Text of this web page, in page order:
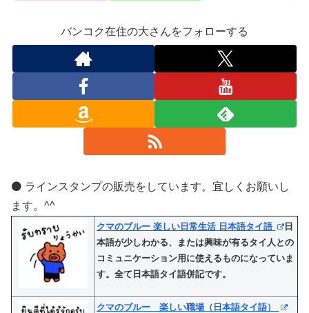
バンコク在住の大さんをフォローする
⚫️ ラインスタンプの販売をしています。宜しくお願いし
ます。^^
クマのブルー 楽しい日常生活 日本語タイ語
日
本語が少しわかる、または興味が有るタイ人との
コミュニケーション用に使えるものになっていま
す。全て日本語タイ語併記です。
クマのブルー 楽しい職場（日本語タイ語）